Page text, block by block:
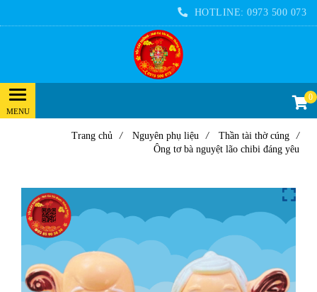
HOTLINE: 0973 500 073
0
Trang chủ / Nguyên phụ liệu / Thần tài thờ cúng
/
Ông tơ bà nguyệt lão chibi đáng yêu